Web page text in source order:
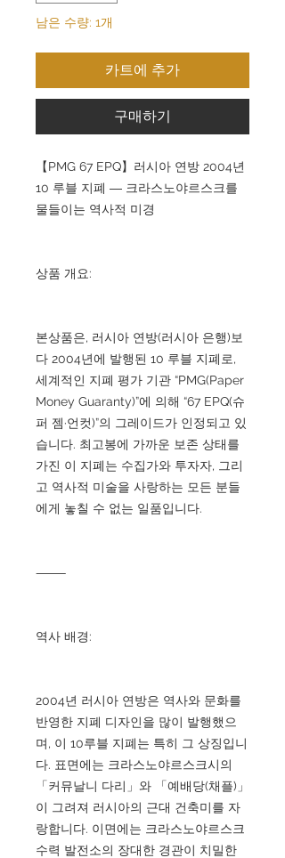
남은 수량: 1개
카트에 추가
구매하기
【PMG 67 EPQ】러시아 연방 2004년
10 루블 지폐 ― 크라스노야르스크를
물들이는 역사적 미경
상품 개요:
본상품은, 러시아 연방(러시아 은행)보
다 2004년에 발행된 10 루블 지폐로,
세계적인 지폐 평가 기관 “PMG(Paper
Money Guaranty)”에 의해 “67 EPQ(슈
퍼 젬·언컷)”의 그레이드가 인정되고 있
습니다. 최고봉에 가까운 보존 상태를
가진 이 지폐는 수집가와 투자자, 그리
고 역사적 미술을 사랑하는 모든 분들
에게 놓칠 수 없는 일품입니다.
⸻
역사 배경:
2004년 러시아 연방은 역사와 문화를
반영한 지폐 디자인을 많이 발행했으
며, 이 10루블 지폐는 특히 그 상징입니
다. 표면에는 크라스노야르스크시의
「커뮤날니 다리」와 「예배당(채플)」
이 그려져 러시아의 근대 건축미를 자
랑합니다. 이면에는 크라스노야르스크
수력 발전소의 장대한 경관이 치밀한